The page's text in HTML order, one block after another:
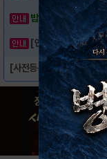
밥알이의 헝앱통신 ⑲
[안내] 헝그리앱 필수
[사전등록이벤트] - 어지런